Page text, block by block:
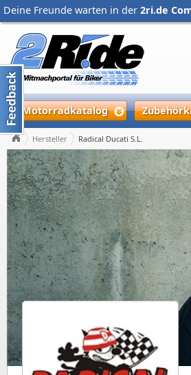
Deine Freunde warten in der 2ri.de
Motorradkatalog
Hersteller Radical Ducati S.L.